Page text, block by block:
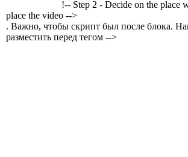
!-- Step 2 - Decide on the place
place the video -->
. Важно, чтобы скрипт был после блока.
разместить перед тегом -->